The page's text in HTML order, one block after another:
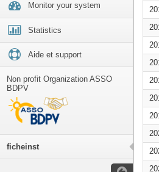
Monitor your system
Statistics
Aide et support
Non profit Organization ASSO
BDPV
ficheinst